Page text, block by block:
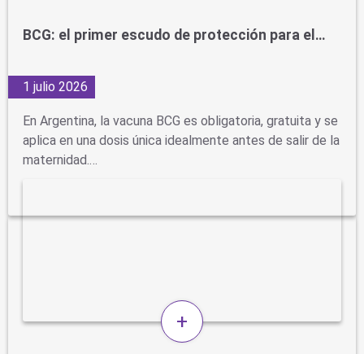
BCG: el primer escudo de protección para el…
1 julio 2026
En Argentina, la vacuna BCG es obligatoria, gratuita y se
aplica en una dosis única idealmente antes de salir de la
maternidad.…
+